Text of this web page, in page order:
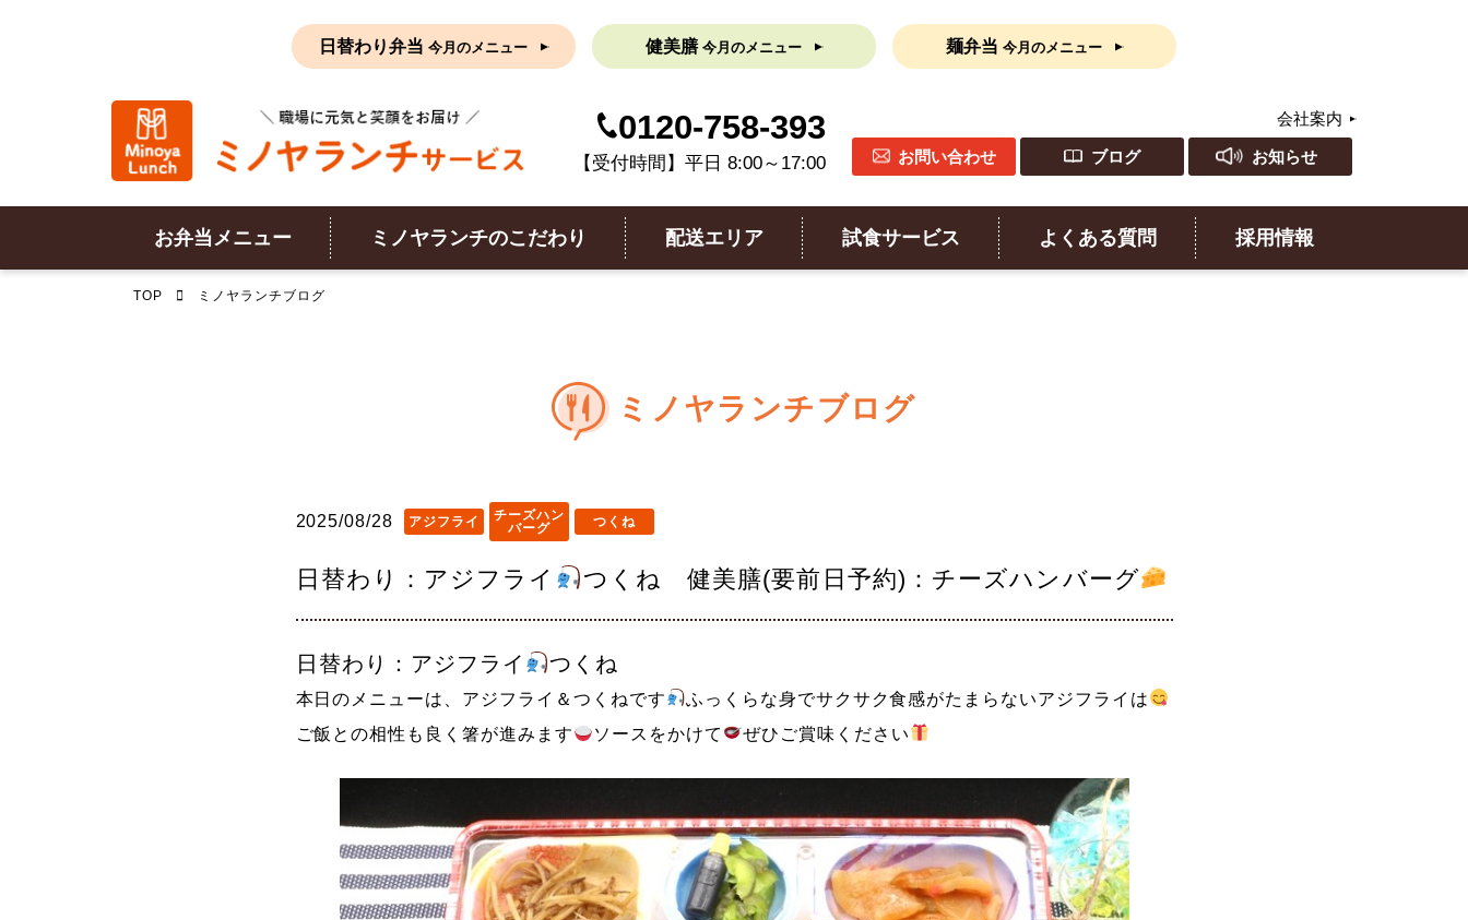
日替わり弁当 今月のメニュー 健美膳今月のメニュー 麺弁当 今月のメニュー
0120-758-393
【受付時間】平日 8:00～17:00
会社案内
お問い合わせ ブログ お知らせ
お弁当メニュー ミノヤランチのこだわり 配送エリア 試食サービス よくある質問 採用情報
TOP ミノヤランチブログ
ミノヤランチブログ
2025/08/28 アジフライ
チーズハン
バーグ
つくね
日替わり：アジフライ つくね 健美膳(要前日予約)：チーズハンバーグ
日替わり：アジフライ つくね
本日のメニューは、アジフライ＆つくねです
ふっくらな身でサクサク食感がたまらないアジフライは
ご飯との相性も良く箸が進みます
ソースをかけて ぜひご賞味ください